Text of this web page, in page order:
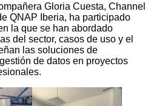
Gloria Cuesta, Channel
QNAP Iberia, ha participado
la que se han abordado
del sector, casos de uso y el
las soluciones de
de datos en proyectos